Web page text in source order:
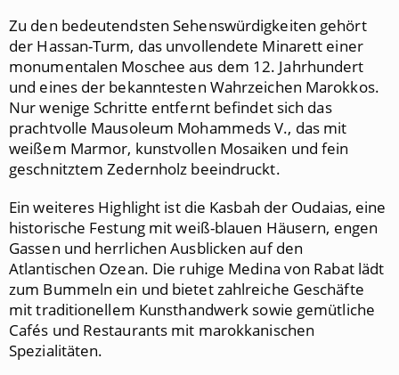
Zu den bedeutendsten Sehenswürdigkeiten gehört
der Hassan-Turm, das unvollendete Minarett einer
monumentalen Moschee aus dem 12. Jahrhundert
und eines der bekanntesten Wahrzeichen Marokkos.
Nur wenige Schritte entfernt befindet sich das
prachtvolle Mausoleum Mohammeds V., das mit
weißem Marmor, kunstvollen Mosaiken und fein
geschnitztem Zedernholz beeindruckt.
Ein weiteres Highlight ist die Kasbah der Oudaias, eine
historische Festung mit weiß-blauen Häusern, engen
Gassen und herrlichen Ausblicken auf den
Atlantischen Ozean. Die ruhige Medina von Rabat lädt
zum Bummeln ein und bietet zahlreiche Geschäfte
mit traditionellem Kunsthandwerk sowie gemütliche
Cafés und Restaurants mit marokkanischen
Spezialitäten.